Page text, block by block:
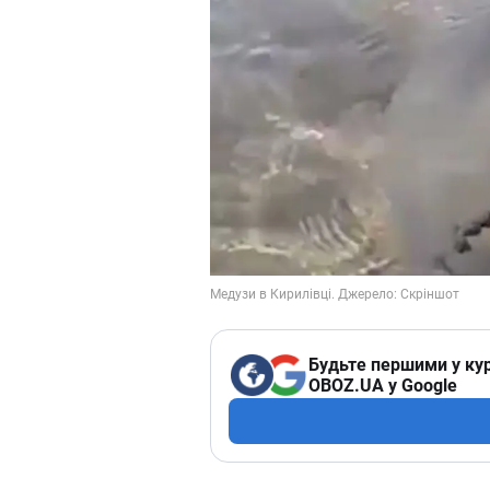
Будьте першими у
OBOZ.UA у Google